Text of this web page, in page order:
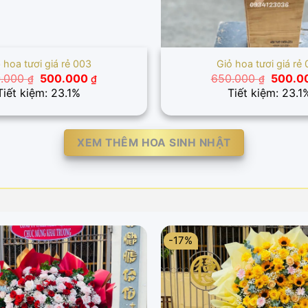
hoa tươi giá rẻ 003
₫
Giá
gốc
là:
500.000₫Giá
500.000 ₫.
kiệm: 23.1%
Giỏ hoa tươi giá rẻ
650.000₫
Giá
gốc
là:
Tiết kiệm:
XEM THÊM HOA SINH NHẬT
-17%